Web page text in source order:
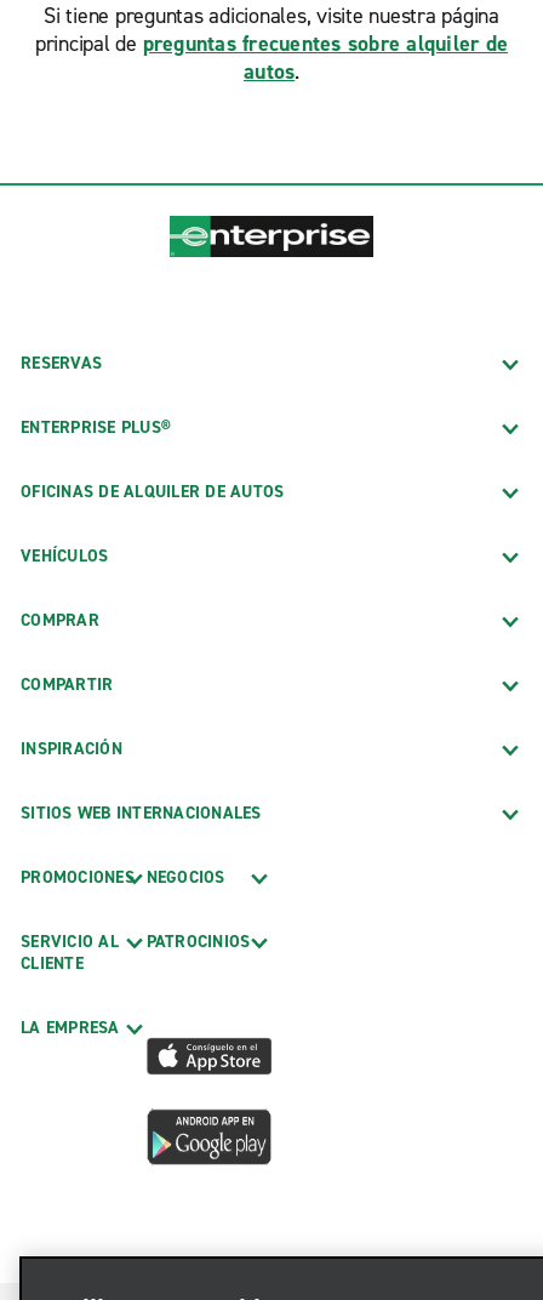
Si tiene preguntas adicionales, visite nuestra página
principal de preguntas frecuentes sobre alquiler de
autos.
RESERVAS
ENTERPRISE PLUS®
OFICINAS DE ALQUILER DE AUTOS
VEHÍCULOS
COMPRAR
COMPARTIR
INSPIRACIÓN
SITIOS WEB INTERNACIONALES
PROMOCIONES
SERVICIO AL
CLIENTE
LA EMPRESA
NEGOCIOS
PATROCINIOS